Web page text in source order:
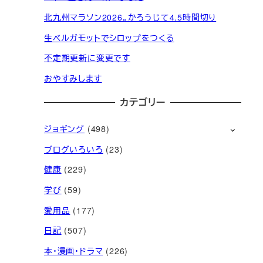
北九州マラソン2026。かろうじて4.5時間切り
生ベルガモットでシロップをつくる
不定期更新に変更です
おやすみします
カテゴリー
ジョギング (498)
ブログいろいろ (23)
健康 (229)
学び (59)
愛用品 (177)
日記 (507)
本・漫画・ドラマ (226)